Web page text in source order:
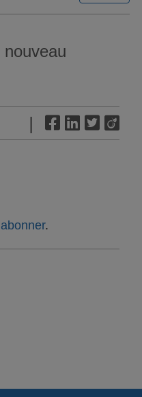
nouveau
|
.